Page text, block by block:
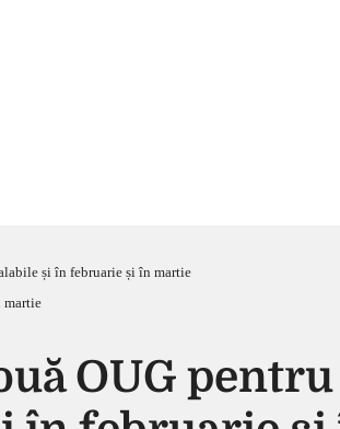
și în februarie și în martie
OUG